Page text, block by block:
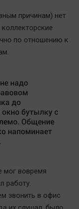
причинам) нет
по отношению к
надо
до
бутылку с
Общение
напоминает
мог вовремя
работу.
звонить в офис